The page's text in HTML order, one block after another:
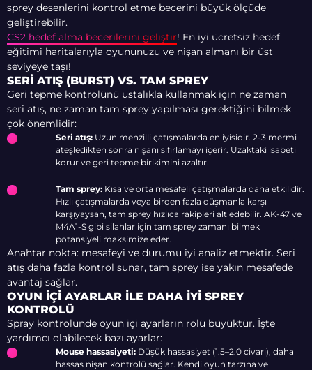
sprey desenlerini kontrol etme becerini büyük ölçüde
geliştirebilir.
CS2 hedef alma becerilerini geliştir! En iyi ücretsiz hedef
eğitimi haritalarıyla oyununuzu ve nişan almanı bir üst
seviyeye taşı!
SERI ATIŞ (BURST) VS. TAM SPREY
Geri tepme kontrolünü ustalıkla kullanmak için ne zaman
seri atış, ne zaman tam sprey yapılması gerektiğini bilmek
çok önemlidir:
Seri atış: Uzun menzilli çatışmalarda en iyisidir. 2-3 mermi
ateşledikten sonra nişanı sıfırlamayı içerir. Uzaktaki isabeti
korur ve geri tepme birikimini azaltır.
Tam sprey: Kısa ve orta mesafeli çatışmalarda daha etkilidir.
Hızlı çatışmalarda veya birden fazla düşmanla karşı
karşıyaysan, tam sprey hızlıca rakipleri alt edebilir. AK-47 ve
M4A1-S gibi silahlar için tam sprey zamanı bilmek
potansiyeli maksimize eder.
Anahtar nokta: mesafeyi ve durumu iyi analiz etmektir. Seri
atış daha fazla kontrol sunar, tam sprey ise yakın mesafede
avantaj sağlar.
OYUN İÇI AYARLAR ILE DAHA İYI SPREY
KONTROLÜ
Spray kontrolünde oyun içi ayarların rolü büyüktür. İşte
yardımcı olabilecek bazı ayarlar:
Mouse hassasiyeti: Düşük hassasiyet (1.5–2.0 civarı), daha
hassas nişan kontrolü sağlar. Kendi oyun tarzına ve